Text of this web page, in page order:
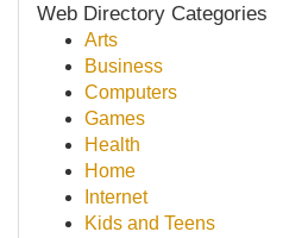
Web Directory Categories
Arts
Business
Computers
Games
Health
Home
Internet
Kids and Teens